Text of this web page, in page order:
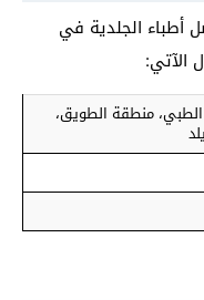
أطباء الجلدية في
الآتي:
الطبي، منطقة الطويق،